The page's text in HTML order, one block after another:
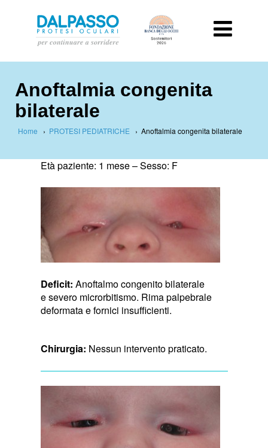
Anoftalmia congenita
bilaterale
Home › PROTESI PEDIATRICHE › Anoftalmia congenita bilaterale
Età paziente: 1 mese –Sesso: F
Deficit: Anoftalmo congenito bilaterale
e severo microrbitismo. Rima palpebrale
deformata e fornici insufficienti.
Chirurgia: Nessun intervento praticato.